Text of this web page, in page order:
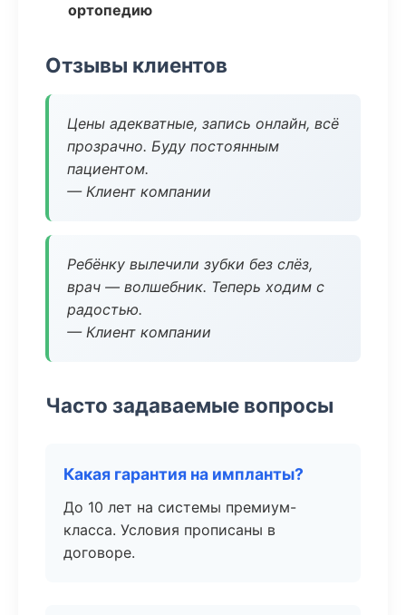
ортопедию
Отзывы клиентов
Цены адекватные, запись онлайн, всё
прозрачно. Буду постоянным
пациентом.
— Клиент компании
Ребёнку вылечили зубки без слёз,
врач — волшебник. Теперь ходим с
радостью.
— Клиент компании
Часто задаваемые вопросы
Какая гарантия на импланты?
До 10 лет на системы премиум-
класса. Условия прописаны в
договоре.